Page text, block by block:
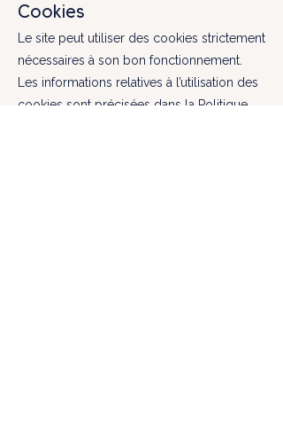
Cookies
Le site peut utiliser des cookies strictement
nécessaires à son bon fonctionnement.
Les informations relatives à l’utilisation des
cookies sont précisées dans la Politique